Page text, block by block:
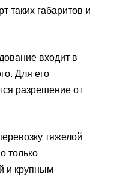
таких габаритов и
входит в
Для его
разрешение от
тяжелой
только
и крупным